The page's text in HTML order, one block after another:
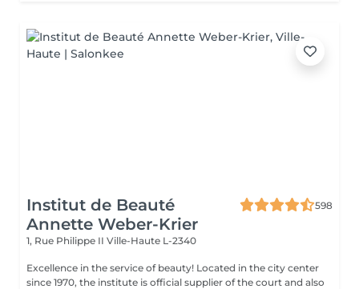
Institut de Beauté
Annette Weber-Krier
598
1, Rue Philippe II Ville-Haute L-2340
Excellence in the service of beauty! Located in the city center
since 1970, the institute is official supplier of the court and also